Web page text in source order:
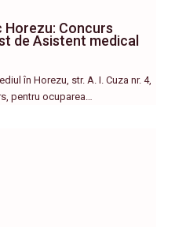
Horezu: Concurs
de Asistent medical
în Horezu, str. A. I. Cuza nr. 4,
pentru ocuparea…